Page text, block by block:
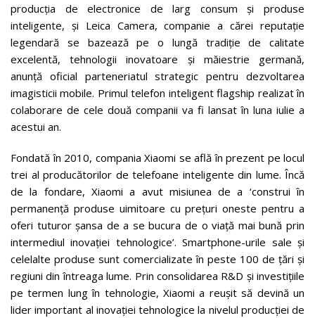
producția de electronice de larg consum și produse
inteligente, și Leica Camera, companie a cărei reputație
legendară se bazează pe o lungă tradiție de calitate
excelentă, tehnologii inovatoare și măiestrie germană,
anunță oficial parteneriatul strategic pentru dezvoltarea
imagisticii mobile. Primul telefon inteligent flagship realizat în
colaborare de cele două companii va fi lansat în luna iulie a
acestui an.
Fondată în 2010, compania Xiaomi se află în prezent pe locul
trei al producătorilor de telefoane inteligente din lume. Încă
de la fondare, Xiaomi a avut misiunea de a ‘construi în
permanență produse uimitoare cu prețuri oneste pentru a
oferi tuturor șansa de a se bucura de o viață mai bună prin
intermediul inovației tehnologice’. Smartphone-urile sale și
celelalte produse sunt comercializate în peste 100 de țări și
regiuni din întreaga lume. Prin consolidarea R&D și investițiile
pe termen lung în tehnologie, Xiaomi a reușit să devină un
lider important al inovației tehnologice la nivelul producției de